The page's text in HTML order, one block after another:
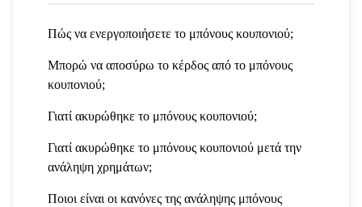
Πώς να ενεργοποιήσετε το μπόνους κουπονιού;
Μπορώ να αποσύρω το κέρδος από το μπόνους
κουπονιού;
Γιατί ακυρώθηκε το μπόνους κουπονιού;
Γιατί ακυρώθηκε το μπόνους κουπονιού μετά την
ανάληψη χρημάτων;
Ποιοι είναι οι κανόνες της ανάληψης μπόνους